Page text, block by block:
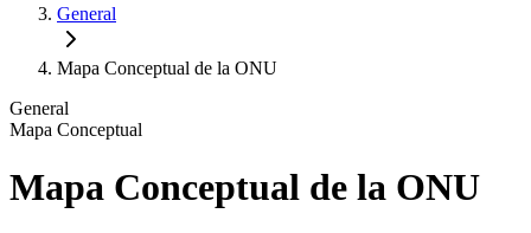
General
Mapa Conceptual de la ONU
General
Mapa Conceptual
Mapa Conceptual de la ONU